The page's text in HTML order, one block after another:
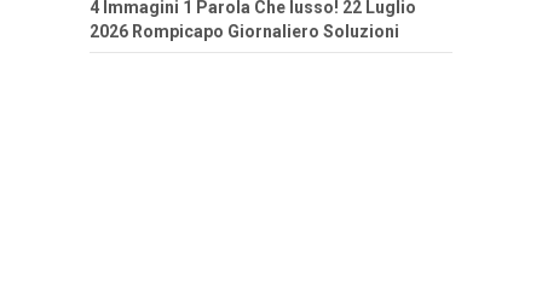
4 Immagini 1 Parola Che lusso! 22 Luglio
2026 Rompicapo Giornaliero Soluzioni